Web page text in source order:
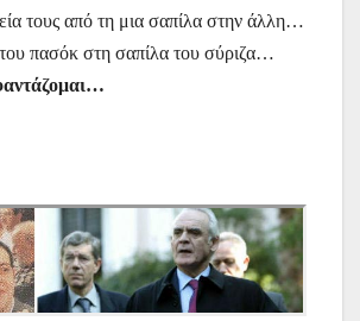
τους από τη μια σαπίλα στην άλλη…
πασόκ στη σαπίλα του σύριζα…